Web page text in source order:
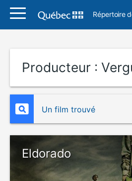
Répertoire
Producteur :
Un film trouvé
Eldorado